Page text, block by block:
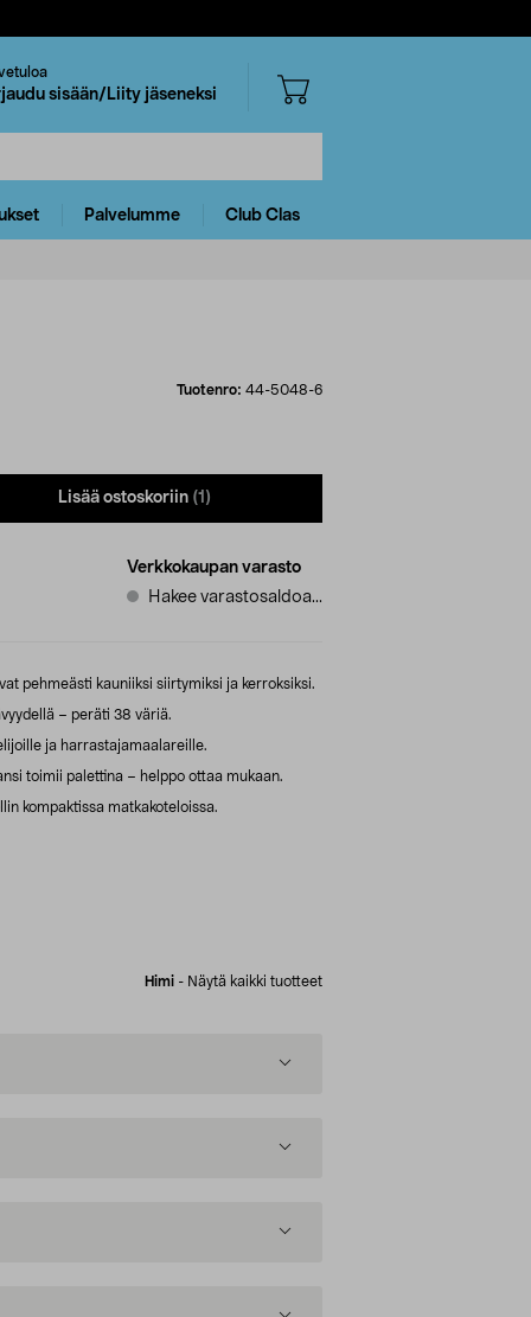
sisään/Liity jäseneksi
Palvelumme Club Clas
Tuotenro: 44-5048-6
Lisää ostoskoriin (1)
Verkkokaupan varasto
Hakee varastosaldoa...
pehmeästi kauniiksi siirtymiksi ja kerroksiksi.
– peräti 38 väriä.
ja harrastajamaalareille.
toimii palettina – helppo ottaa mukaan.
kompaktissa matkakoteloissa.
Himi - Näytä kaikki tuotteet